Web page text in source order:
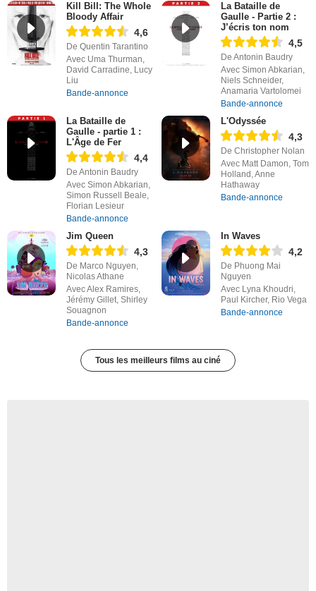
Kill Bill: The Whole
Bloody Affair
4,6
De Quentin Tarantino
Avec Uma Thurman,
David Carradine, Lucy
Liu
Bande-annonce
La Bataille de
Gaulle - Partie 2 :
J’écris ton nom
4,5
De Antonin Baudry
Avec Simon Abkarian,
Niels Schneider,
Anamaria Vartolomei
Bande-annonce
La Bataille de
Gaulle - partie 1 :
L'Âge de Fer
4,4
De Antonin Baudry
Avec Simon Abkarian,
Simon Russell Beale,
Florian Lesieur
Bande-annonce
L'Odyssée
4,3
De Christopher Nolan
Avec Matt Damon, Tom
Holland, Anne
Hathaway
Bande-annonce
Jim Queen
4,3
De Marco Nguyen,
Nicolas Athane
Avec Alex Ramires,
Jérémy Gillet, Shirley
Souagnon
Bande-annonce
In Waves
4,2
De Phuong Mai
Nguyen
Avec Lyna Khoudri,
Paul Kircher, Rio Vega
Bande-annonce
Tous les meilleurs films au ciné